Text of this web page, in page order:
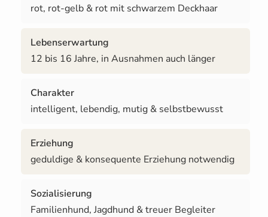
rot, rot-gelb & rot mit schwarzem Deckhaar
Lebenserwartung
12 bis 16 Jahre, in Ausnahmen auch länger
Charakter
intelligent, lebendig, mutig & selbstbewusst
Erziehung
geduldige & konsequente Erziehung notwendig
Sozialisierung
Familienhund, Jagdhund & treuer Begleiter